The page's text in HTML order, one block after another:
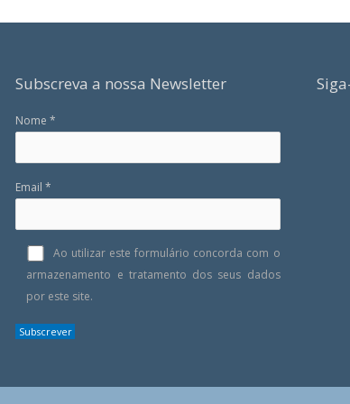
Subscreva a nossa Newsletter
Nome *
Email *
Ao utilizar este formulário concorda com o
armazenamento e tratamento dos seus dados
por este site.